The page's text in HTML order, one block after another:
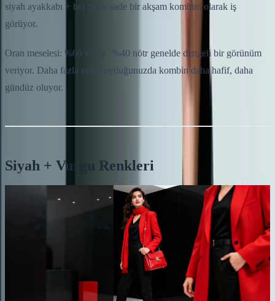
siyah ayakkabı + bej çanta sade bir akşam kombini olarak iş
görüyor.
Oran meselesi: %60 siyah / %40 nötr genelde dengeli bir görünüm
veriyor. Daha fazla nötr koyduğunuzda kombin daha hafif, daha
gündüz oluyor.
Siyah + Vurgu Renkleri